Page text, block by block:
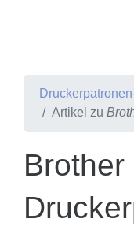
Artikel zu